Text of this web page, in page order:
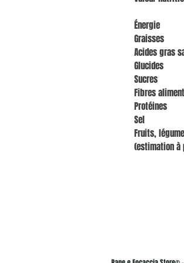
Énergie
Graisses
Acides gras
Glucides
Sucres
Fibres
Protéines
Sel
Fruits,
(estimation